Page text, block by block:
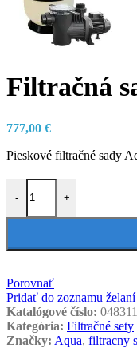
Filtračná
777,00 €
Pieskové filtračné sady
-
množstvo Filtračná sada
+
Porovnať
Pridať do zoznamu želaní
Katalógové číslo: 048311
Kategória: Filtračné sety
Značky: Aqua, filtracny